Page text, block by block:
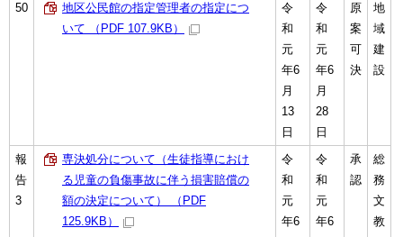
50
地区公民館の指定管理者の指定につ
いて （PDF 107.9KB）
令
和
元
年6
月
13
日
令
和
元
年6
月
28
日
原
案
可
決
地
域
建
設
報
告
3
専決処分について（生徒指導におけ
る児童の負傷事故に伴う損害賠償の
額の決定について） （PDF
125.9KB）
令
和
元
年6
令
和
元
年6
承
認
総
務
文
教